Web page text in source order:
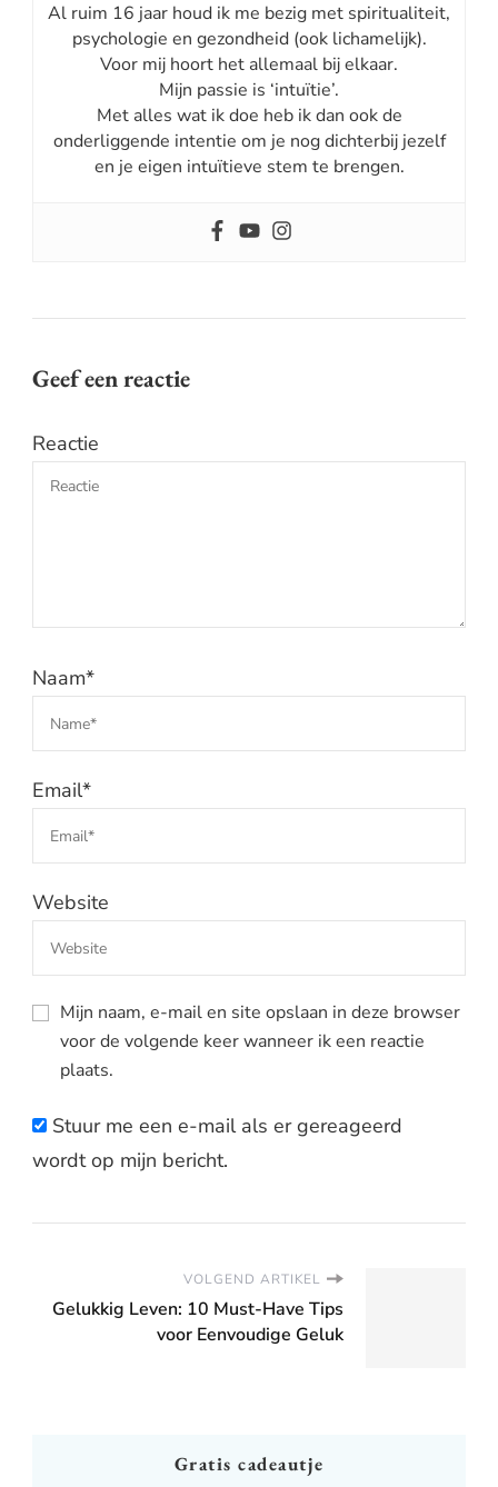
Al ruim 16 jaar houd ik me bezig met spiritualiteit,
psychologie en gezondheid (ook lichamelijk).
Voor mij hoort het allemaal bij elkaar.
Mijn passie is ‘intuïtie’.
Met alles wat ik doe heb ik dan ook de
onderliggende intentie om je nog dichterbij jezelf
en je eigen intuïtieve stem te brengen.
Geef een reactie
Reactie
Naam*
Email*
Website
Mijn naam, e-mail en site opslaan in deze browser
voor de volgende keer wanneer ik een reactie
plaats.
Stuur me een e-mail als er gereageerd
wordt op mijn bericht.
VOLGEND ARTIKEL
Gelukkig Leven: 10 Must-Have Tips
voor Eenvoudige Geluk
Gratis cadeautje